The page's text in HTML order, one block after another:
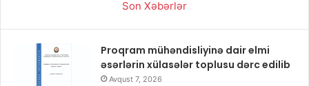
Son Xəbərlər
Proqram mühəndisliyinə dair elmi
əsərlərin xülasələr toplusu dərc edilib
Avqust 7, 2026